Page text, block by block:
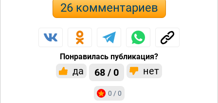
26 комментариев
Понравилась публикация?
да 68 / 0 нет
0 / 0